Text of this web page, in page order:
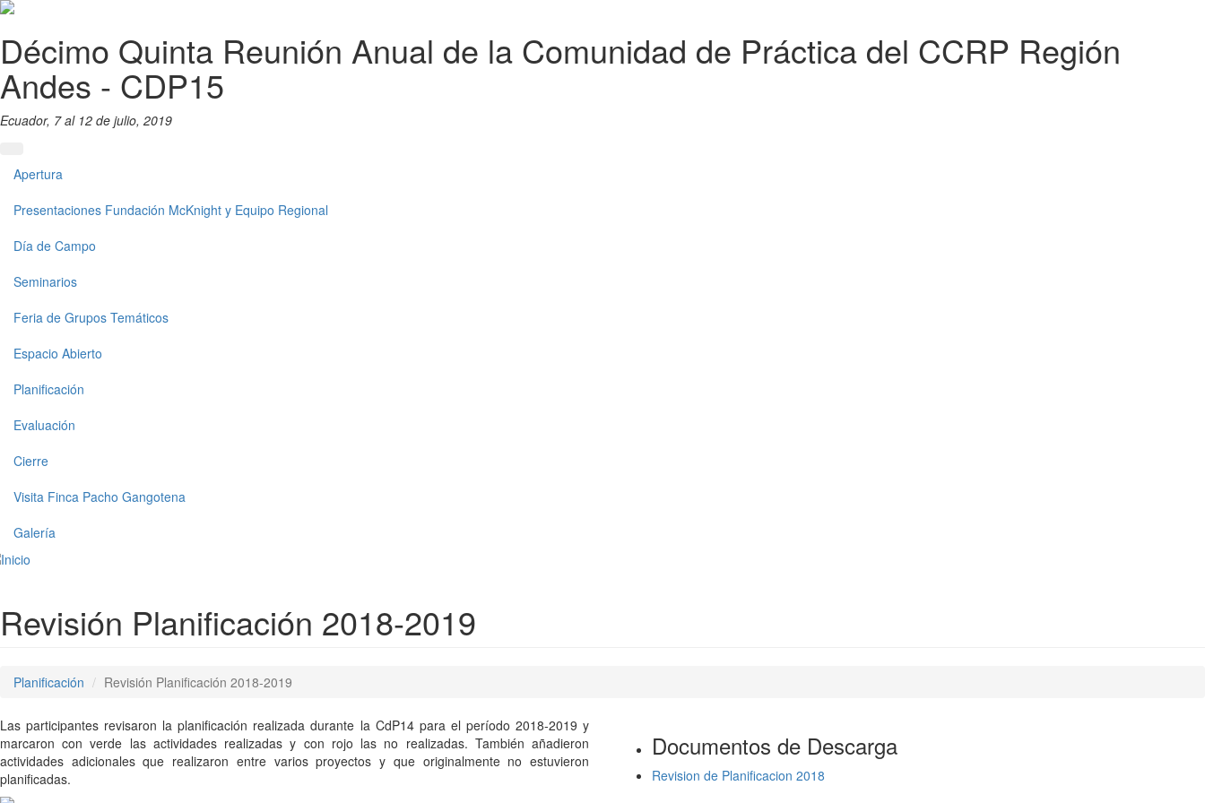
Pasar al contenido principal
Décimo Quinta Reunión Anual de la Comunidad de Práctica del CCRP Región
Andes - CDP15
Ecuador, 7 al 12 de julio, 2019
Apertura
Presentaciones Fundación McKnight y Equipo Regional
Día de Campo
Seminarios
Feria de Grupos Temáticos
Espacio Abierto
Planificación
Evaluación
Cierre
Visita Finca Pacho Gangotena
Galería
Revisión Planificación 2018-2019
Planificación Revisión Planificación 2018-2019
Las participantes revisaron la planificación realizada durante la CdP14 para el período 2018-2019 y
marcaron con verde las actividades realizadas y con rojo las no realizadas. También añadieron
actividades adicionales que realizaron entre varios proyectos y que originalmente no estuvieron
planificadas.
Documentos de Descarga
Revision de Planificacion 2018